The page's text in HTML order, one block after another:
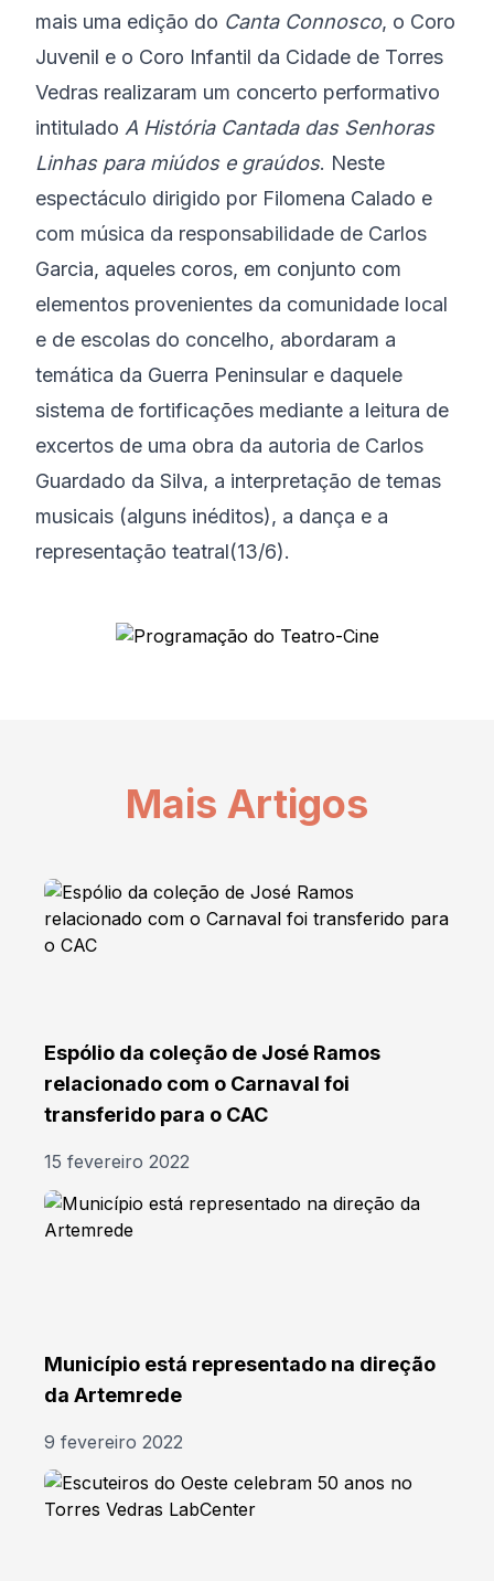
mais uma edição do Canta Connosco, o Coro
Juvenil e o Coro Infantil da Cidade de Torres
Vedras realizaram um concerto performativo
intitulado A História Cantada das Senhoras
Linhas para miúdos e graúdos. Neste
espectáculo dirigido por Filomena Calado e
com música da responsabilidade de Carlos
Garcia, aqueles coros, em conjunto com
elementos provenientes da comunidade local
e de escolas do concelho, abordaram a
temática da Guerra Peninsular e daquele
sistema de fortificações mediante a leitura de
excertos de uma obra da autoria de Carlos
Guardado da Silva, a interpretação de temas
musicais (alguns inéditos), a dança e a
representação teatral(13/6).
Mais Artigos
Espólio da coleção de José Ramos
relacionado com o Carnaval foi
transferido para o CAC
15 fevereiro 2022
Município está representado na direção
da Artemrede
9 fevereiro 2022